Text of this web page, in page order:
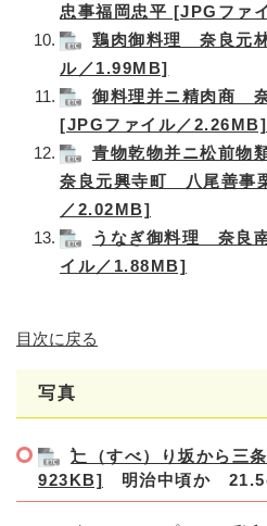
忠事福岡忠平 [JPGファ
鶏肉御料理 奈良元
ル／1.99MB]
御料理并ニ精肉商
[JPGファイル／2.26MB]
青物乾物并ニ松前
奈良元興寺町 八尾善事
／2.02MB]
うなぎ御料理 奈良
イル／1.88MB]
​目次に戻る
写真
辷（すべ）り坂から三
923KB] 明治中頃か